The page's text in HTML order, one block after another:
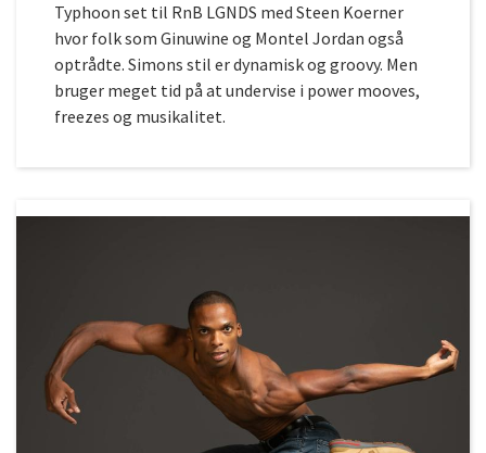
Typhoon set til RnB LGNDS med Steen Koerner
hvor folk som Ginuwine og Montel Jordan også
optrådte. Simons stil er dynamisk og groovy. Men
bruger meget tid på at undervise i power mooves,
freezes og musikalitet.